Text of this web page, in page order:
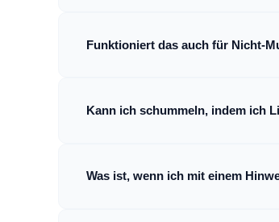
Funktioniert das auch für Nicht-
Kann ich schummeln, indem ich
Was ist, wenn ich mit einem